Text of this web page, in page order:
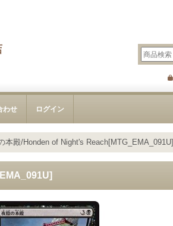
わせ ログイン
本殿/Honden of Night's Reach[MTG_EMA_091U]